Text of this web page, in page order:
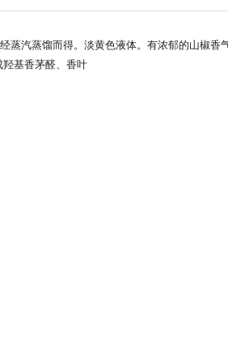
蒸汽蒸馏而得。淡黄色液体。有浓郁的山椒香
基香茅醛、香叶